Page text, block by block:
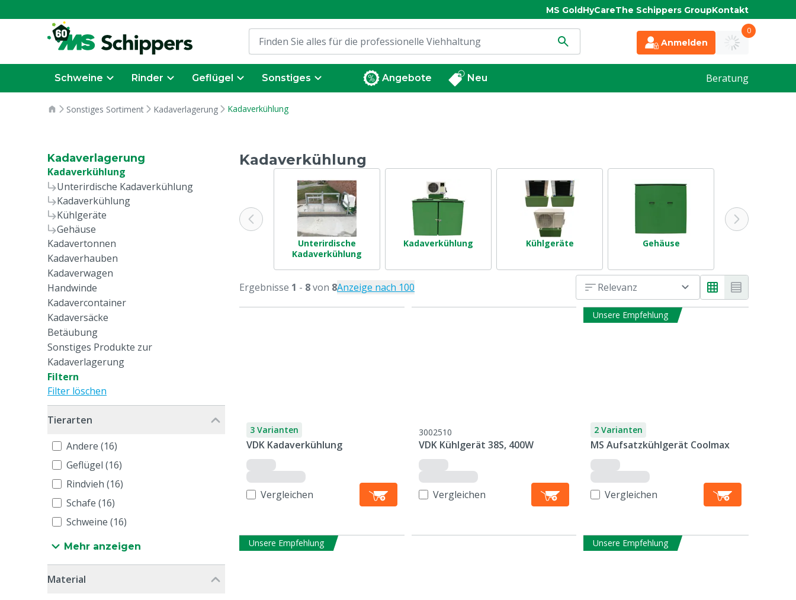
MS GoldHyCareThe Schippers GroupKontakt
Anmelden
0
Schweine Rinder Geflügel Sonstiges Angebote Neu Beratung
Sonstiges Sortiment Kadaverlagerung Kadaverkühlung
Kadaverlagerung
Kadaverkühlung
Unterirdische Kadaverkühlung
Kadaverkühlung
Kühlgeräte
Gehäuse
Kadavertonnen
Kadaverhauben
Kadaverwagen
Handwinde
Kadavercontainer
Kadaversäcke
Betäubung
Sonstiges Produkte zur
Kadaverlagerung
Filtern
Filter löschen
Tierarten
Andere (16)
Geflügel (16)
Rindvieh (16)
Schafe (16)
Schweine (16)
Mehr anzeigen
Material
Kadaverkühlung
Unterirdische
Kadaverkühlung
Kadaverkühlung Kühlgeräte Gehäuse
Ergebnisse 1 - 8von 8Anzeige nach 100 Relevanz
3 Varianten
VDK Kadaverkühlung
Vergleichen
3002510
VDK Kühlgerät 38S, 400W
Vergleichen
Unsere Empfehlung
2 Varianten
MS Aufsatzkühlgerät Coolmax
Vergleichen
Unsere Empfehlung Unsere Empfehlung